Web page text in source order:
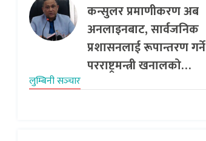
कन्सुलर प्रमाणीकरण अब
अनलाइनबाट, सार्वजनिक
प्रशासनलाई रूपान्तरण गर्ने
परराष्ट्रमन्त्री खनालको…
लुम्बिनी सञ्‍चार